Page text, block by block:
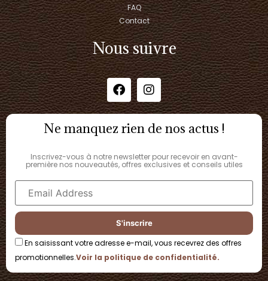
FAQ
Contact
Nous suivre
Ne manquez rien de nos actus !
Inscrivez-vous à notre newsletter pour recevoir en avant-
première nos nouveautés, offres exclusives et conseils utiles
En saisissant votre adresse e-mail, vous recevrez des offres
promotionnelles.Voir la politique de confidentialité.